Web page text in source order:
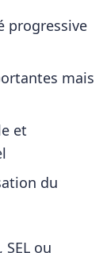
progressive
mais
et
du
SEL ou